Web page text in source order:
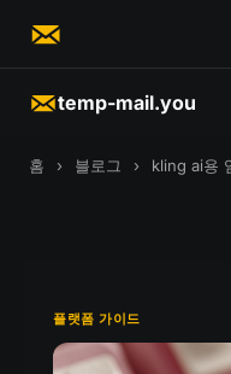
temp-mail.you
홈 › 블로그 › kling ai용
플랫폼 가이드